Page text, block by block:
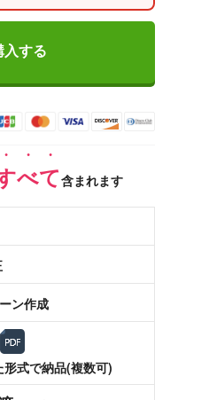
入する
べて含まれます
ン作成
式で納品(複数可)